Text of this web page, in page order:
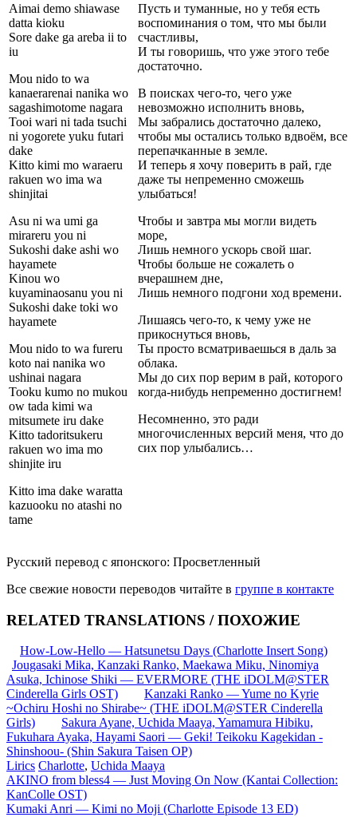
Aimai demo shiawase
datta kioku
Sore dake ga areba ii to
iu
Mou nido to wa
kanaerarenai nanika wo
sagashimotome nagara
Tooi wari ni tada tsuchi
ni yogorete yuku futari
dake
Kitto kimi mo waraeru
rakuen wo ima wa
shinjitai
Asu ni wa umi ga
mirareru you ni
Sukoshi dake ashi wo
hayamete
Kinou wo
kuyaminaosanu you ni
Sukoshi dake toki wo
hayamete
Mou nido to wa fureru
koto nai nanika wo
ushinai nagara
Tooku kumo no mukou
ow tada kimi wa
mitsumete iru dake
Kitto tadoritsukeru
rakuen wo ima mo
shinjite iru
Kitto ima dake waratta
kazuooku no atashi no
tame
Пусть и туманные, но у тебя есть
воспоминания о том, что мы были
счастливы,
И ты говоришь, что уже этого тебе
достаточно.
В поисках чего-то, чего уже
невозможно исполнить вновь,
Мы забрались достаточно далеко,
чтобы мы остались только вдвоём, все
перепачканные в земле.
И теперь я хочу поверить в рай, где
даже ты непременно сможешь
улыбаться!
Чтобы и завтра мы могли видеть
море,
Лишь немного ускорь свой шаг.
Чтобы больше не сожалеть о
вчерашнем дне,
Лишь немного подгони ход времени.
Лишаясь чего-то, к чему уже не
прикоснуться вновь,
Ты просто всматриваешься в даль за
облака.
Мы до сих пор верим в рай, которого
когда-нибудь непременно достигнем!
Несомненно, это ради
многочисленных версий меня, что до
сих пор улыбались…
Русский перевод с японского: Просветленный
Все свежие новости переводов читайте в группе в контакте
RELATED TRANSLATIONS / ПОХОЖИЕ
How-Low-Hello — Hatsunetsu Days (Charlotte Insert Song)
Jougasaki Mika, Kanzaki Ranko, Maekawa Miku, Ninomiya
Asuka, Ichinose Shiki — EVERMORE (THE iDOLM@STER
Cinderella Girls OST)
Kanzaki Ranko — Yume no Kyrie
~Ochiru Hoshi no Shirabe~ (THE iDOLM@STER Cinderella
Girls)
Sakura Ayane, Uchida Maaya, Yamamura Hibiku,
Fukuhara Ayaka, Hayami Saori — Geki! Teikoku Kagekidan -
Shinshоou- (Shin Sakura Taisen OP)
Lirics Charlotte, Uchida Maaya
Запись
навигация
AKINO from bless4 — Just Moving On Now (Kantai Collection:
KanColle OST)
Kumaki Anri — Kimi no Moji (Charlotte Episode 13 ED)